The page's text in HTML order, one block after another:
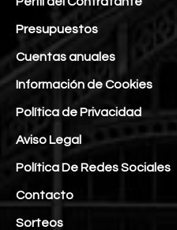
Presupuestos
Cuentas anuales
Información de Cookies
Política de Privacidad
Aviso Legal
Política De Redes Sociales
Contacto
Sorteos